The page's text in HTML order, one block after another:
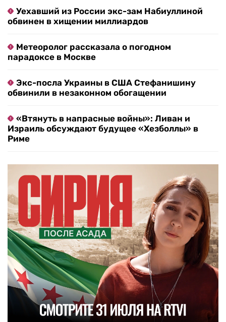
Уехавший из России экс-зам Набиуллиной
обвинен в хищении миллиардов
Метеоролог рассказала о погодном
парадоксе в Москве
Экс-посла Украины в США Стефанишину
обвинили в незаконном обогащении
«Втянуть в напрасные войны»: Ливан и
Израиль обсуждают будущее «Хезболлы» в
Риме